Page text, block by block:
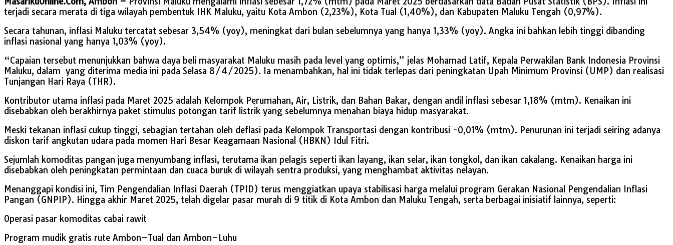
terjadi secara merata di tiga wilayah pembentuk IHK Maluku, yaitu Kota Ambon (2,23%), Kota Tual (1,40%), dan Kabupaten Maluku Tengah (0,97%).
Secara tahunan, inflasi Maluku tercatat sebesar 3,54% (yoy), meningkat dari bulan sebelumnya yang hanya 1,33% (yoy). Angka ini bahkan lebih tinggi dibanding
inflasi nasional yang hanya 1,03% (yoy).
“Capaian tersebut menunjukkan bahwa daya beli masyarakat Maluku masih pada level yang optimis,” jelas Mohamad Latif, Kepala Perwakilan Bank Indonesia Provinsi
Maluku, dalam yang diterima media ini pada Selasa 8/4/2025). Ia menambahkan, hal ini tidak terlepas dari peningkatan Upah Minimum Provinsi (UMP) dan realisasi
Tunjangan Hari Raya (THR).
Kontributor utama inflasi pada Maret 2025 adalah Kelompok Perumahan, Air, Listrik, dan Bahan Bakar, dengan andil inflasi sebesar 1,18% (mtm). Kenaikan ini
disebabkan oleh berakhirnya paket stimulus potongan tarif listrik yang sebelumnya menahan biaya hidup masyarakat.
Meski tekanan inflasi cukup tinggi, sebagian tertahan oleh deflasi pada Kelompok Transportasi dengan kontribusi -0,01% (mtm). Penurunan ini terjadi seiring adanya
diskon tarif angkutan udara pada momen Hari Besar Keagamaan Nasional (HBKN) Idul Fitri.
Sejumlah komoditas pangan juga menyumbang inflasi, terutama ikan pelagis seperti ikan layang, ikan selar, ikan tongkol, dan ikan cakalang. Kenaikan harga ini
disebabkan oleh peningkatan permintaan dan cuaca buruk di wilayah sentra produksi, yang menghambat aktivitas nelayan.
Menanggapi kondisi ini, Tim Pengendalian Inflasi Daerah (TPID) terus menggiatkan upaya stabilisasi harga melalui program Gerakan Nasional Pengendalian Inflasi
Pangan (GNPIP). Hingga akhir Maret 2025, telah digelar pasar murah di 9 titik di Kota Ambon dan Maluku Tengah, serta berbagai inisiatif lainnya, seperti:
Operasi pasar komoditas cabai rawit
Program mudik gratis rute Ambon–Tual dan Ambon–Luhu